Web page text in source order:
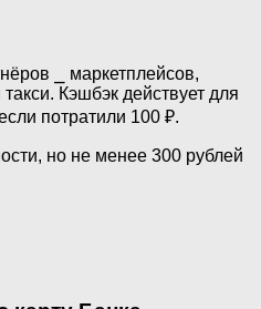
⎯ маркетплейсов,
Кэшбэк действует для
потратили 100 ₽.
но не менее 300 рублей